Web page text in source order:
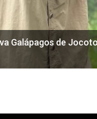
de Jocotoco